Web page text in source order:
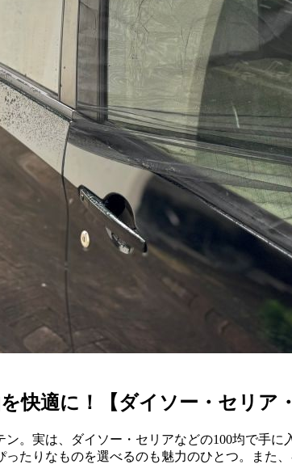
快適に！【ダイソー・セリア
。実は、ダイソー・セリアなどの100均で手
たりなものを選べるのも魅力のひとつ。ま